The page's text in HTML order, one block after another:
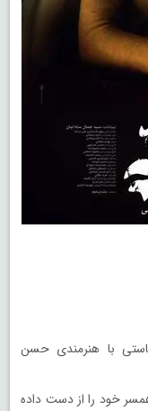
نیاستى با هنرمندى حسن
خود را از دست داده